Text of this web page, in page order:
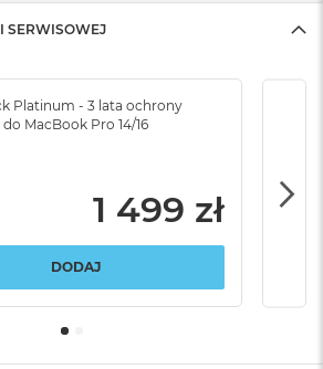
SERWISOWEJ
Platinum - 3 lata ochrony
MacBook Pro 14/16
1 499 zł
DODAJ